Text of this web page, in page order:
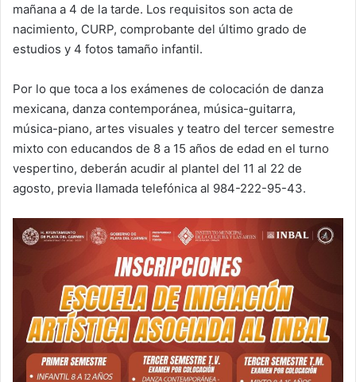
mañana a 4 de la tarde. Los requisitos son acta de
nacimiento, CURP, comprobante del último grado de
estudios y 4 fotos tamaño infantil.
Por lo que toca a los exámenes de colocación de danza
mexicana, danza contemporánea, música-guitarra,
música-piano, artes visuales y teatro del tercer semestre
mixto con educandos de 8 a 15 años de edad en el turno
vespertino, deberán acudir al plantel del 11 al 22 de
agosto, previa llamada telefónica al 984-222-95-43.